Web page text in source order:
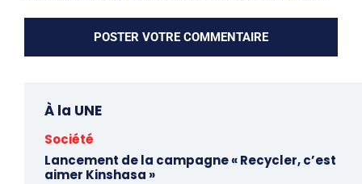
À la UNE
Société
Lancement de la campagne « Recycler, c’est
aimer Kinshasa »